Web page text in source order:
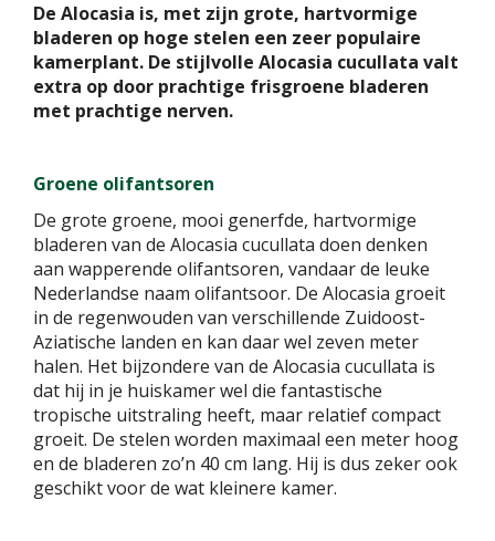
De Alocasia is, met zijn grote, hartvormige
bladeren op hoge stelen een zeer populaire
kamerplant. De stijlvolle Alocasia cucullata valt
extra op door prachtige frisgroene bladeren
met prachtige nerven.
Groene olifantsoren
De grote groene, mooi generfde, hartvormige
bladeren van de Alocasia cucullata doen denken
aan wapperende olifantsoren, vandaar de leuke
Nederlandse naam olifantsoor. De Alocasia groeit
in de regenwouden van verschillende Zuidoost-
Aziatische landen en kan daar wel zeven meter
halen. Het bijzondere van de Alocasia cucullata is
dat hij in je huiskamer wel die fantastische
tropische uitstraling heeft, maar relatief compact
groeit. De stelen worden maximaal een meter hoog
en de bladeren zo’n 40 cm lang. Hij is dus zeker ook
geschikt voor de wat kleinere kamer.